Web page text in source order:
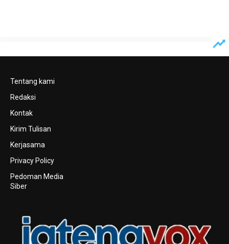
Tentang kami
Redaksi
Kontak
Kirim Tulisan
Kerjasama
Privacy Policy
Pedoman Media
Siber